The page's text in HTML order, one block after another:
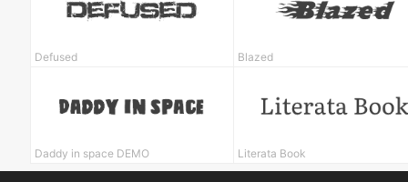
Defused Blazed
Daddy in space DEMO Literata Book